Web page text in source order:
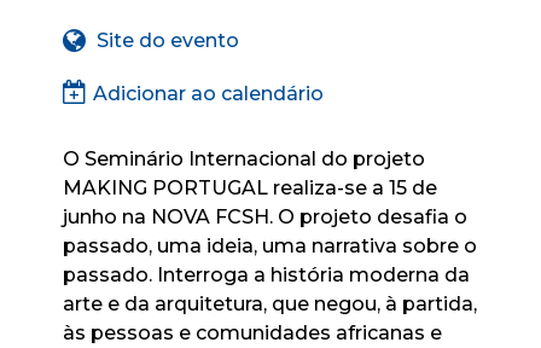
Site do evento
Adicionar ao calendário
O Seminário Internacional do projeto
MAKING PORTUGAL realiza-se a 15 de
junho na NOVA FCSH. O projeto desafia o
passado, uma ideia, uma narrativa sobre o
passado. Interroga a história moderna da
arte e da arquitetura, que negou, à partida,
às pessoas e comunidades africanas e